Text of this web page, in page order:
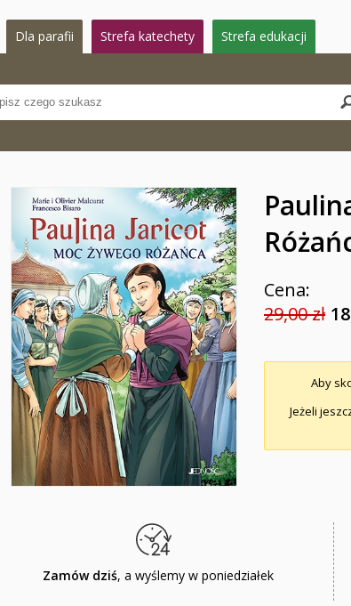
Dla parafii Strefa katechety Strefa edukacji
Cena:
29,00 zł
Aby
Jeżeli
Zamów dziś, a wyślemy w poniedziałek